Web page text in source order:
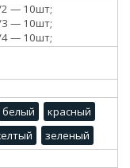
2 — 10шт;
3 — 10шт;
4 — 10шт;
белый
красный
зеленый